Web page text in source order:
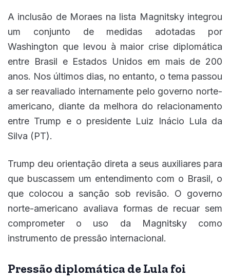
A inclusão de Moraes na lista Magnitsky integrou
um conjunto de medidas adotadas por
Washington que levou à maior crise diplomática
entre Brasil e Estados Unidos em mais de 200
anos. Nos últimos dias, no entanto, o tema passou
a ser reavaliado internamente pelo governo norte-
americano, diante da melhora do relacionamento
entre Trump e o presidente Luiz Inácio Lula da
Silva (PT).
Trump deu orientação direta a seus auxiliares para
que buscassem um entendimento com o Brasil, o
que colocou a sanção sob revisão. O governo
norte-americano avaliava formas de recuar sem
comprometer o uso da Magnitsky como
instrumento de pressão internacional.
Pressão diplomática de Lula foi